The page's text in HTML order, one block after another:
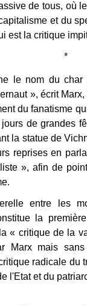
de tous, où
et du
est la critique
*
le nom du char
», écrit
du fanatisme
de grandes
la statue de
reprises en
», afin de
entre les
la
« critique de la
Marx mais
radicale du
l'Etat et du